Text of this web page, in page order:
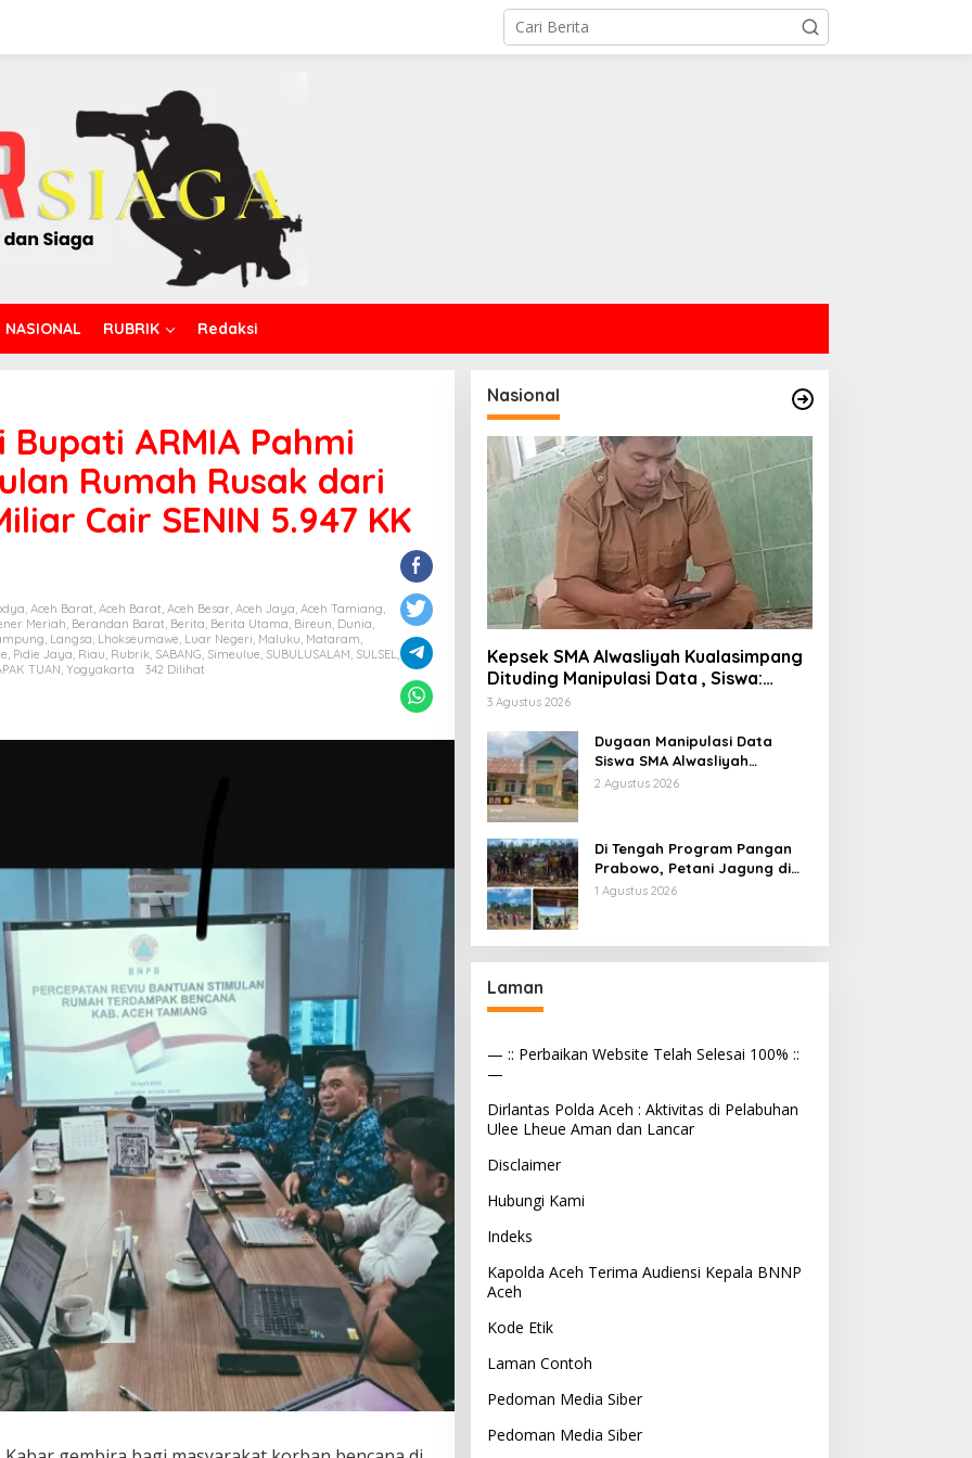
NASIONAL RUBRIK Redaksi
ARMIA Pahmi
Rumah Rusak dari
Cair SENIN 5.947 KK
, Aceh Barat, Aceh Barat, Aceh Besar, Aceh Jaya, Aceh Tamiang,
Meriah, Berandan Barat, Berita, Berita Utama, Bireun, Dunia,
, Langsa, Lhokseumawe, Luar Negeri, Maluku, Mataram,
, Pidie Jaya, Riau, Rubrik, SABANG, Simeulue, SUBULUSALAM, SULSEL,
TUAN, Yogyakarta 342 Dilihat
Nasional
Kepsek SMA Alwasliyah Kualasimpang
Dituding Manipulasi Data , Siswa:
Datang Sesuka Hati, Dana MBG
3 Agustus 2026
Dugaan Manipulasi Data
Siswa SMA Alwasliyah
Kualasimpang: Sekolah Nihil
2 Agustus 2026
Di Tengah Program Pangan
Prabowo, Petani Jagung di
Berau Mengaku Diterpa
1 Agustus 2026
Laman
— :: Perbaikan Website Telah Selesai 100% ::
—
Dirlantas Polda Aceh : Aktivitas di Pelabuhan
Ulee Lheue Aman dan Lancar
Disclaimer
Hubungi Kami
Indeks
Kapolda Aceh Terima Audiensi Kepala BNNP
Aceh
Kode Etik
Laman Contoh
Pedoman Media Siber
Pedoman Media Siber